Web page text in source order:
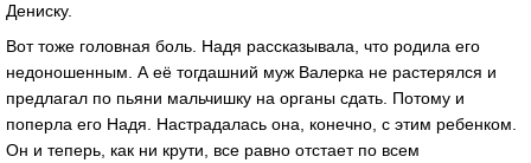
Дениску.
Вот тоже головная боль. Надя рассказывала, что родила его
недоношенным. А её тогдашний муж Валерка не растерялся и
предлагал по пьяни мальчишку на органы сдать. Потому и
поперла его Надя. Настрадалась она, конечно, с этим ребенком.
Он и теперь, как ни крути, все равно отстает по всем